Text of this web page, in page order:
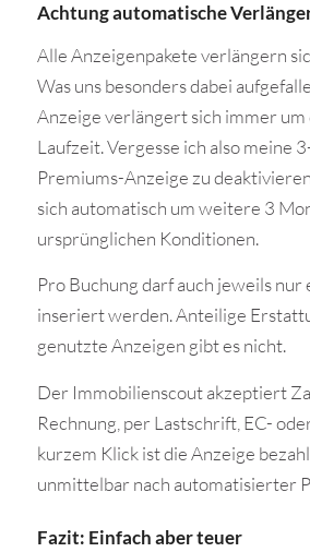
Achtung automatische
Alle Anzeigenpakete verlängern
Was uns besonders dabei
Anzeige verlängert sich immer
Laufzeit. Vergesse ich also meine
Premiums-Anzeige zu
sich automatisch um weitere 3
ursprünglichen Konditionen.
Pro Buchung darf auch jeweils nur
inseriert werden. Anteilige
genutzte Anzeigen gibt es nicht.
Der Immobilienscout akzeptiert
Rechnung, per Lastschrift, EC-
kurzem Klick ist die Anzeige
unmittelbar nach automatisierter
Fazit: Einfach aber teuer